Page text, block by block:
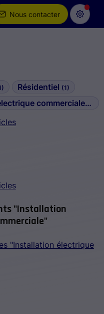
Nous contacter
Résidentiel (1)
Installation électrique commerciale
(1)
"Installation
"Installation électrique